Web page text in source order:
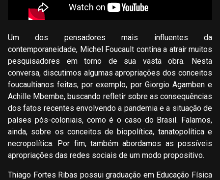
Um dos pensadores mais influentes da
contemporaneidade, Michel Foucault contina a atrair muitos
pesquisadores em torno de sua vasta obra. Nesta
conversa, discutimos algumas apropriações dos conceitos
foucaultianos feitas, por exemplo, por Giorgio Agamben e
Achille Mbembe, buscando refletir sobre as consequências
dos fatos recentes envolvendo a pandemia e a situação de
países pós-coloniais, como é o caso do Brasil. Falamos,
ainda, sobre os conceitos de biopolítica, tanatopolítica e
necropolítica. Por fim, também abordamos as possíveis
apropriações das redes sociais de um modo propositivo.
Thiago Fortes Ribas possui graduação em Educação Física